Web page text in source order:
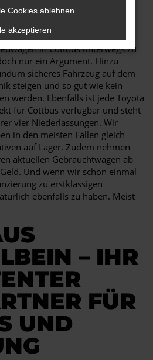
ist die günstige
in Cottbus unterwegs zu
nur ein Argument. Hinzu
sicheres Fahrzeug auf dem
steigen und so gut wie kein
werden. Ebenfalls ist jede Toyota
für Cottbus verfügbar und steht
vier Niederlassungen. Wir
in den meisten Fällen gleich
auf Lager. Zudem nehmen
aktuellen Gebrauchtwagen ab
Und wenn wir schon einmal
zu erstklassigen
ebenfalls zu haben. Meist
– IHR
FÜR
UND
Cookies ablehnen
akzeptieren